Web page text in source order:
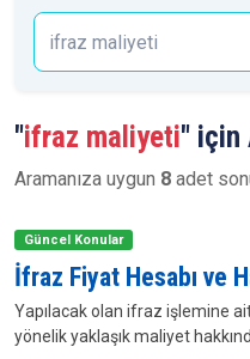
"ifraz maliyeti" için
Aramanıza uygun 8 adet
Güncel Konular
İfraz Fiyat Hesabı ve
Yapılacak olan ifraz işlemine
yönelik yaklaşık maliyet